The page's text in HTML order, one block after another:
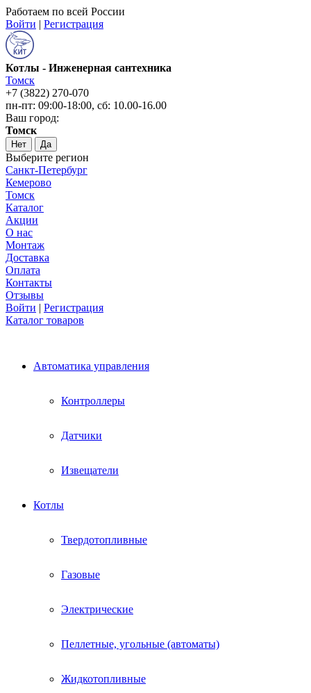
Работаем по всей России
Войти | Регистрация
Котлы - Инженерная сантехника
Томск
+7 (3822) 270-070
пн-пт: 09:00-18:00, сб: 10.00-16.00
Ваш город:
Томск
Нет Да
Выберите регион
Санкт-Петербург
Кемерово
Томск
Каталог
Акции
О нас
Монтаж
Доставка
Оплата
Контакты
Отзывы
Войти | Регистрация
Каталог товаров
Автоматика управления
Контроллеры
Датчики
Извещатели
Котлы
Твердотопливные
Газовые
Электрические
Пеллетные, угольные (автоматы)
Жидкотопливные